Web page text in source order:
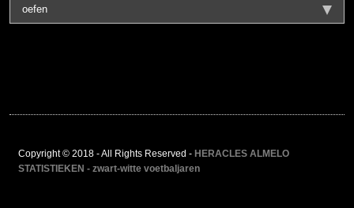
oefen
Copyright © 2018 - All Rights Reserved - HERACLES ALMELO
STATISTIEKEN - zwart-witte voetbaljaren